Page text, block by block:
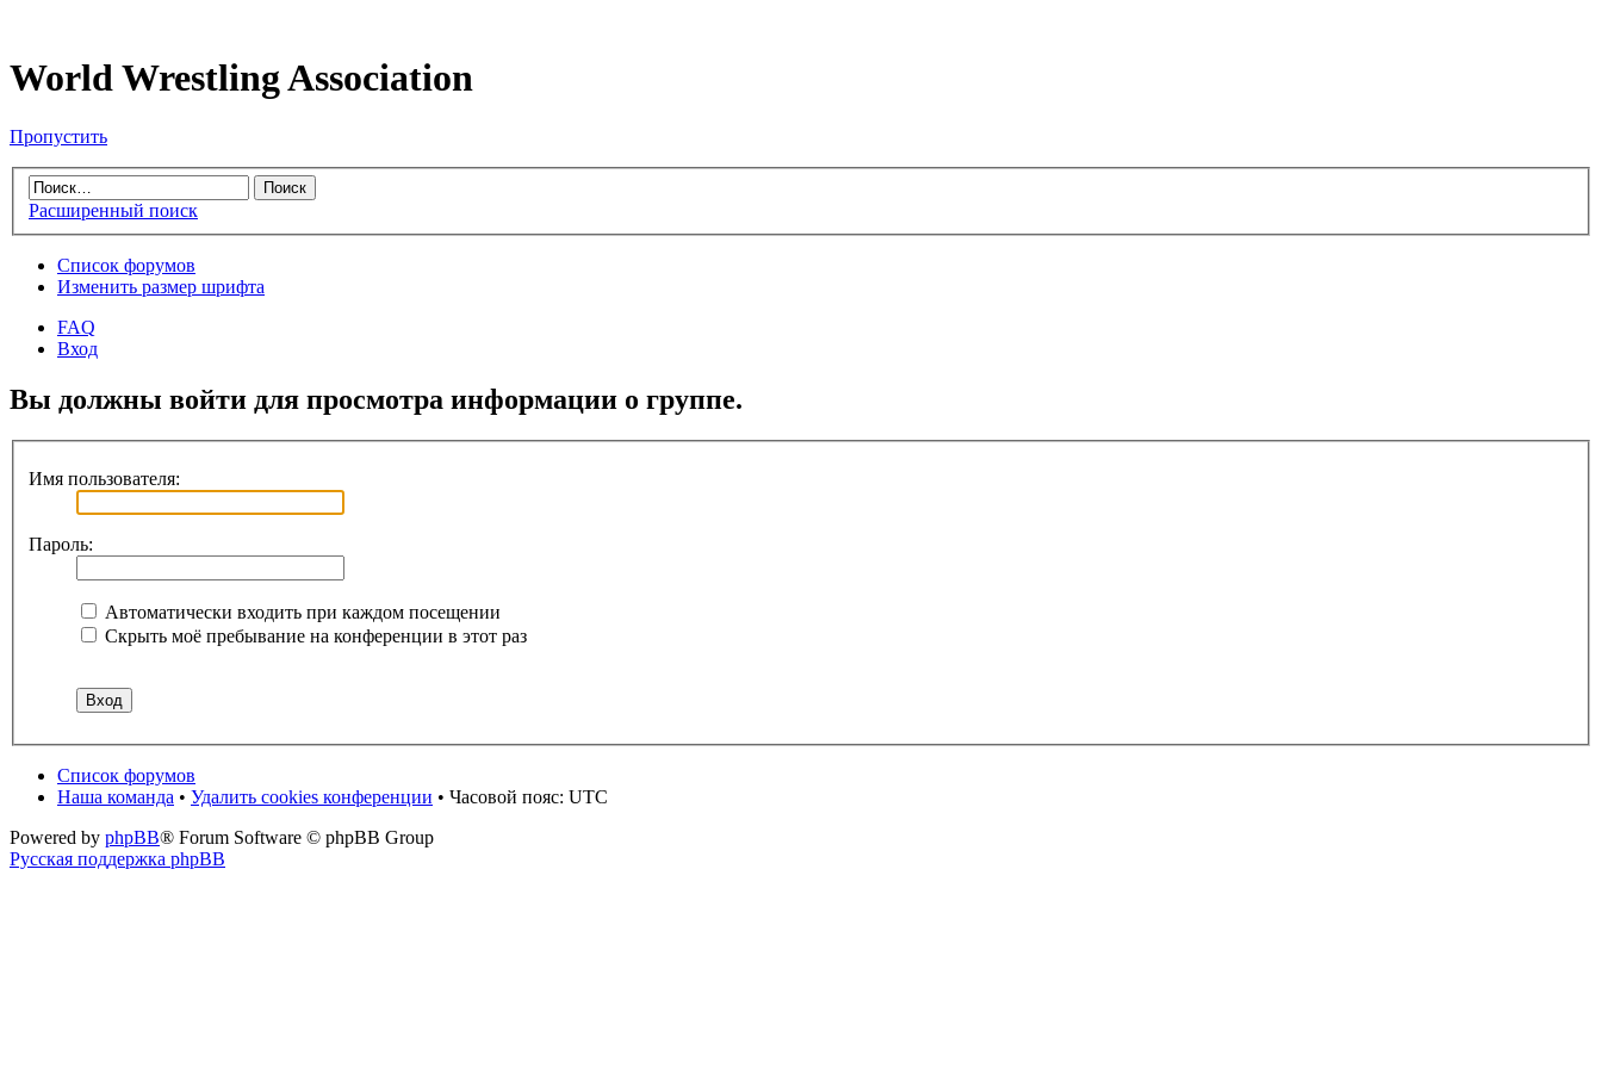
World Wrestling Association
Пропустить
Расширенный поиск
Список форумов
Изменить размер шрифта
FAQ
Вход
Вы должны войти для просмотра информации о группе.
Имя пользователя:
Пароль:
Автоматически входить при каждом посещении
Скрыть моё пребывание на конференции в этот раз
Список форумов
Наша команда • Удалить cookies конференции • Часовой пояс: UTC
Powered by phpBB® Forum Software © phpBB Group
Русская поддержка phpBB